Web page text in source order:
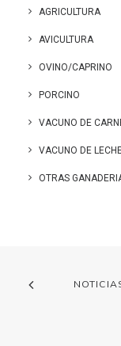
AGRICULTURA
AVICULTURA
OVINO/CAPRINO
PORCINO
VACUNO DE
VACUNO DE
OTRAS